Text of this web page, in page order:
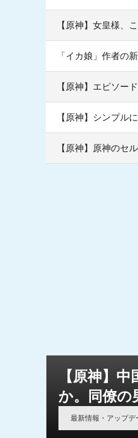
【原神】女皇様、
「イカ娘」作者の
【原神】エピソー
【原神】シンプル
【原神】原神のセ
【原神】
か。同僚の
最新情報・アップデ